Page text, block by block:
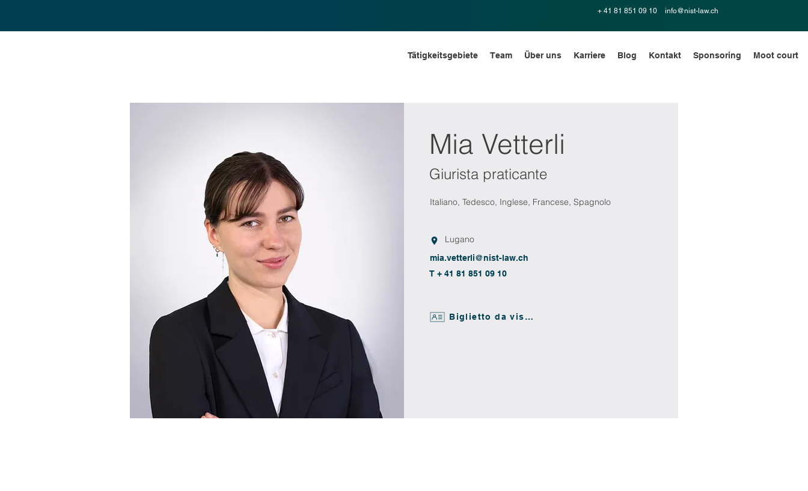
+ 41 81 851 09 10 info@nist-law.ch
Tätigkeitsgebiete Team Über uns Karriere Blog Kontakt Sponsoring Moot court
Mia Vetterli
Giurista praticante
Italiano, Tedesco, Inglese, Francese, Spagnolo
Lugano
mia.vetterli@nist-law.ch
T + 41 81 851 09 10
Biglietto da visita